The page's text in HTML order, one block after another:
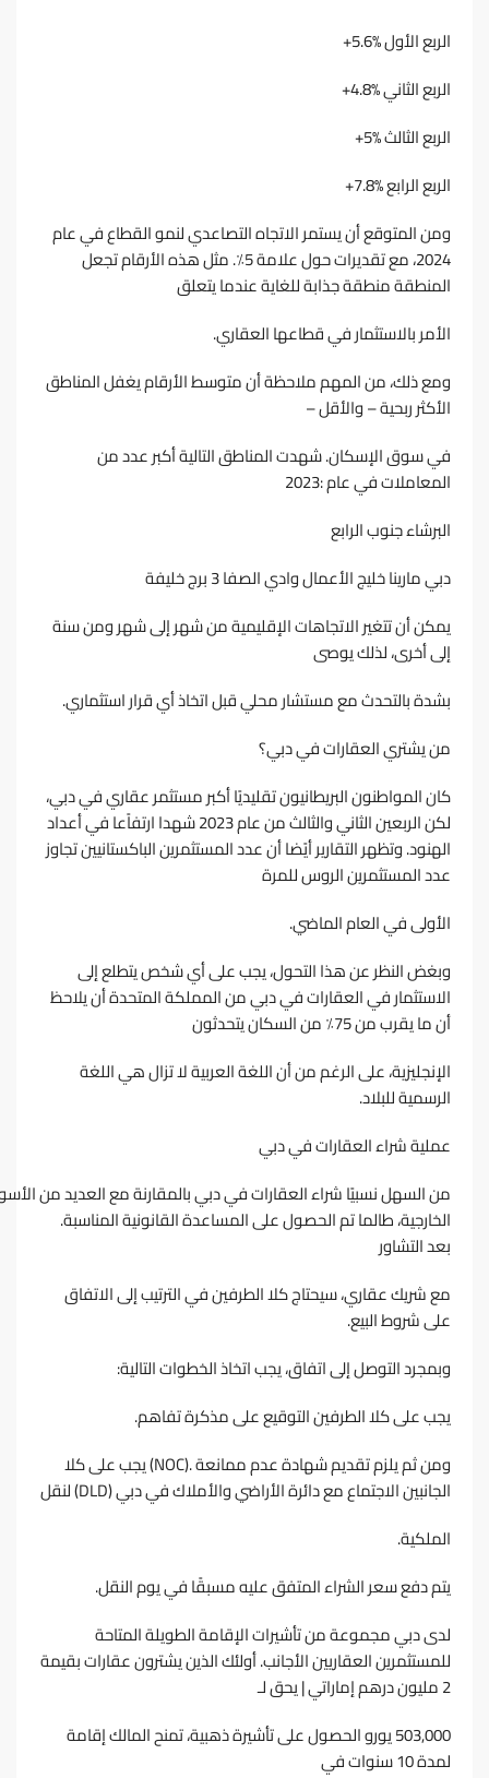
اﻟﺮﺑﻊ اﻷول %5.6+
اﻟﺮﺑﻊ اﻟﺜﺎﻧﻲ %4.8+
اﻟﺮﺑﻊ اﻟﺜﺎﻟﺚ %5+
اﻟﺮﺑﻊ اﻟﺮاﺑﻊ %7.8+
وﻣﻦ اﻟﻤﺘﻮﻗﻊ أن ﻳﺴﺘﻤﺮ اﻻﺗﺠﺎه اﻟﺘﺼﺎﻋﺪي ﻟﻨﻤﻮ اﻟﻘﻄﺎع ﻓﻲ ﻋﺎم
2024، ﻣﻊ ﺗﻘﺪﻳﺮات ﺣﻮل ﻋﻼﻣﺔ 5٪. ﻣﺜﻞ ﻫﺬه اﻷرﻗﺎم ﺗﺠﻌﻞ
اﻟﻤﻨﻄﻘﺔ ﻣﻨﻄﻘﺔ ﺟﺬاﺑﺔ ﻟﻠﻐﺎﻳﺔ ﻋﻨﺪﻣﺎ ﻳﺘﻌﻠﻖ
اﻷﻣﺮ ﺑﺎﻻﺳﺘﺜﻤﺎر ﻓﻲ ﻗﻄﺎﻋﻬﺎ اﻟﻌﻘﺎري.
وﻣﻊ ذﻟﻚ، ﻣﻦ اﻟﻤﻬﻢ ﻣﻼﺣﻈﺔ أن ﻣﺘﻮﺳﻂ اﻷرﻗﺎم ﻳﻐﻔﻞ اﻟﻤﻨﺎﻃﻖ
اﻷﻛﺜﺮ رﺑﺤﻴﺔ – واﻷﻗﻞ –
ﻓﻲ ﺳﻮق اﻹﺳﻜﺎن. ﺷﻬﺪت اﻟﻤﻨﺎﻃﻖ اﻟﺘﺎﻟﻴﺔ أﻛﺒﺮ ﻋﺪد ﻣﻦ
اﻟﻤﻌﺎﻣﻼت ﻓﻲ ﻋﺎم :2023
اﻟﺒﺮﺷﺎء ﺟﻨﻮب اﻟﺮاﺑﻊ
دﺑﻲ ﻣﺎرﻳﻨﺎ ﺧﻠﻴﺞ اﻷﻋﻤﺎل وادي اﻟﺼﻔﺎ 3 ﺑﺮج ﺧﻠﻴﻔﺔ
ﻳﻤﻜﻦ أن ﺗﺘﻐﻴﺮ اﻻﺗﺠﺎﻫﺎت اﻹﻗﻠﻴﻤﻴﺔ ﻣﻦ ﺷﻬﺮ إﻟﻰ ﺷﻬﺮ وﻣﻦ ﺳﻨﺔ
إﻟﻰ أﺧﺮى، ﻟﺬﻟﻚ ﻳﻮﺻﻰ
ﺑﺸﺪة ﺑﺎﻟﺘﺤﺪث ﻣﻊ ﻣﺴﺘﺸﺎر ﻣﺤﻠﻲ ﻗﺒﻞ اﺗﺨﺎذ أي ﻗﺮار اﺳﺘﺜﻤﺎري.
ﻣﻦ ﻳﺸﺘﺮي اﻟﻌﻘﺎرات ﻓﻲ دﺑﻲ؟
ﻛﺎن اﻟﻤﻮاﻃﻨﻮن اﻟﺒﺮﻳﻄﺎﻧﻴﻮن ﺗﻘﻠﻴﺪﻳًﺎ أﻛﺒﺮ ﻣﺴﺘﺜﻤﺮ ﻋﻘﺎري ﻓﻲ دﺑﻲ،
ﻟﻜﻦ اﻟﺮﺑﻌﻴﻦ اﻟﺜﺎﻧﻲ واﻟﺜﺎﻟﺚ ﻣﻦ ﻋﺎم 2023 ﺷﻬﺪا ارﺗﻔﺎًﻋﺎ ﻓﻲ أﻋﺪاد
اﻟﻬﻨﻮد. وﺗﻈﻬﺮ اﻟﺘﻘﺎرﻳﺮ أﻳًﻀﺎ أن ﻋﺪد اﻟﻤﺴﺘﺜﻤﺮﻳﻦ اﻟﺒﺎﻛﺴﺘﺎﻧﻴﻴﻦ ﺗﺠﺎوز
ﻋﺪد اﻟﻤﺴﺘﺜﻤﺮﻳﻦ اﻟﺮوس ﻟﻠﻤﺮة
اﻷوﻟﻰ ﻓﻲ اﻟﻌﺎم اﻟﻤﺎﺿﻲ.
وﺑﻐﺾ اﻟﻨﻈﺮ ﻋﻦ ﻫﺬا اﻟﺘﺤﻮل، ﻳﺠﺐ ﻋﻠﻰ أي ﺷﺨﺺ ﻳﺘﻄﻠﻊ إﻟﻰ
اﻻﺳﺘﺜﻤﺎر ﻓﻲ اﻟﻌﻘﺎرات ﻓﻲ دﺑﻲ ﻣﻦ اﻟﻤﻤﻠﻜﺔ اﻟﻤﺘﺤﺪة أن ﻳﻼﺣﻆ
أن ﻣﺎ ﻳﻘﺮب ﻣﻦ 75٪ ﻣﻦ اﻟﺴﻜﺎن ﻳﺘﺤﺪﺛﻮن
اﻹﻧﺠﻠﻴﺰﻳﺔ، ﻋﻠﻰ اﻟﺮﻏﻢ ﻣﻦ أن اﻟﻠﻐﺔ اﻟﻌﺮﺑﻴﺔ ﻻ ﺗﺰال ﻫﻲ اﻟﻠﻐﺔ
اﻟﺮﺳﻤﻴﺔ ﻟﻠﺒﻼد.
ﻋﻤﻠﻴﺔ ﺷﺮاء اﻟﻌﻘﺎرات ﻓﻲ دﺑﻲ
ﻣﻦ اﻟﺴﻬﻞ ﻧﺴﺒﻴًﺎ ﺷﺮاء اﻟﻌﻘﺎرات ﻓﻲ دﺑﻲ ﺑﺎﻟﻤﻘﺎرﻧﺔ ﻣﻊ اﻟﻌﺪﻳﺪ ﻣﻦ
اﻟﺨﺎرﺟﻴﺔ، ﻃﺎﻟﻤﺎ ﺗﻢ اﻟﺤﺼﻮل ﻋﻠﻰ اﻟﻤﺴﺎﻋﺪة اﻟﻘﺎﻧﻮﻧﻴﺔ اﻟﻤﻨﺎﺳﺒﺔ.
ﺑﻌﺪ اﻟﺘﺸﺎور
ﻣﻊ ﺷﺮﻳﻚ ﻋﻘﺎري، ﺳﻴﺤﺘﺎج ﻛﻼ اﻟﻄﺮﻓﻴﻦ ﻓﻲ اﻟﺘﺮﺗﻴﺐ إﻟﻰ اﻻﺗﻔﺎق
ﻋﻠﻰ ﺷﺮوط اﻟﺒﻴﻊ.
وﺑﻤﺠﺮد اﻟﺘﻮﺻﻞ إﻟﻰ اﺗﻔﺎق، ﻳﺠﺐ اﺗﺨﺎذ اﻟﺨﻄﻮات اﻟﺘﺎﻟﻴﺔ:
ﻳﺠﺐ ﻋﻠﻰ ﻛﻼ اﻟﻄﺮﻓﻴﻦ اﻟﺘﻮﻗﻴﻊ ﻋﻠﻰ ﻣﺬﻛﺮة ﺗﻔﺎﻫﻢ.
وﻣﻦ ﺛﻢ ﻳﻠﺰم ﺗﻘﺪﻳﻢ ﺷﻬﺎدة ﻋﺪم ﻣﻤﺎﻧﻌﺔ .(NOC) ﻳﺠﺐ ﻋﻠﻰ ﻛﻼ
اﻟﺠﺎﻧﺒﻴﻦ اﻻﺟﺘﻤﺎع ﻣﻊ داﺋﺮة اﻷراﺿﻲ واﻷﻣﻼك ﻓﻲ دﺑﻲ (DLD) ﻟﻨﻘﻞ
اﻟﻤﻠﻜﻴﺔ.
ﻳﺘﻢ دﻓﻊ ﺳﻌﺮ اﻟﺸﺮاء اﻟﻤﺘﻔﻖ ﻋﻠﻴﻪ ﻣﺴﺒﻘًﺎ ﻓﻲ ﻳﻮم اﻟﻨﻘﻞ.
ﻟﺪى دﺑﻲ ﻣﺠﻤﻮﻋﺔ ﻣﻦ ﺗﺄﺷﻴﺮات اﻹﻗﺎﻣﺔ اﻟﻄﻮﻳﻠﺔ اﻟﻤﺘﺎﺣﺔ
ﻟﻠﻤﺴﺘﺜﻤﺮﻳﻦ اﻟﻌﻘﺎرﻳﻴﻦ اﻷﺟﺎﻧﺐ. أوﻟﺌﻚ اﻟﺬﻳﻦ ﻳﺸﺘﺮون ﻋﻘﺎرات ﺑﻘﻴﻤﺔ
2 ﻣﻠﻴﻮن درﻫﻢ إﻣﺎراﺗﻲ | ﻳﺤﻖ ﻟـ
503,000 ﻳﻮرو اﻟﺤﺼﻮل ﻋﻠﻰ ﺗﺄﺷﻴﺮة ذﻫﺒﻴﺔ، ﺗﻤﻨﺢ اﻟﻤﺎﻟﻚ إﻗﺎﻣﺔ
ﻟﻤﺪة 10 ﺳﻨﻮات ﻓﻲ